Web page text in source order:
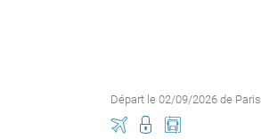
Départ le 02/09/2026 de Paris